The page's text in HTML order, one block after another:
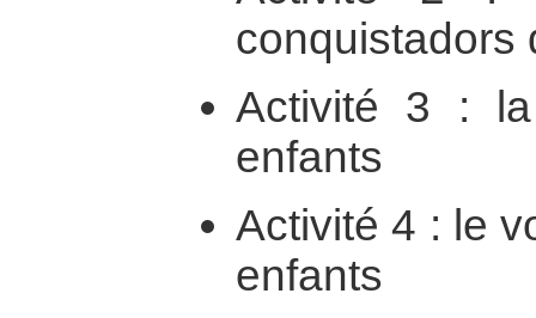
conquistadors
Activité 3 :
enfants
Activité 4 : le
enfants